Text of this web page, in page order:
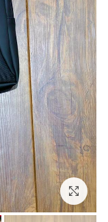
بزرگنمایی